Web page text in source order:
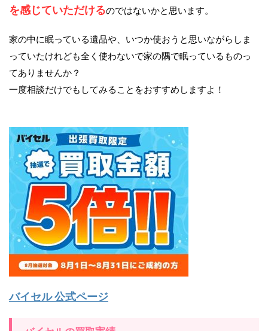
を感じていただけるのではないかと思います。
家の中に眠っている遺品や、いつか使おうと思いながらしま
っていたけれども全く使わないで家の隅で眠っているものっ
てありませんか？
一度相談だけでもしてみることをおすすめしますよ！
バイセル 公式ページ